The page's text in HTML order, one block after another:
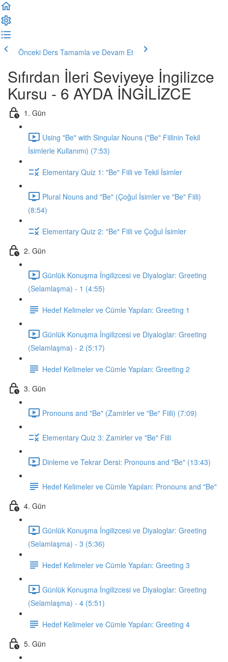
Önceki Ders Tamamla ve Devam Et
Sıfırdan İleri Seviyeye İngilizce
Kursu - 6 AYDA İNGİLİZCE
1. Gün
Using "Be" with Singular Nouns ("Be" Fiilinin Tekil
İsimlerle Kullanımı) (7:53)
Elementary Quiz 1: "Be" Fiili ve Tekil İsimler
Plural Nouns and "Be" (Çoğul İsimler ve "Be" Fiili)
(8:54)
Elementary Quiz 2: "Be" Fiili ve Çoğul İsimler
2. Gün
Günlük Konuşma İngilizcesi ve Diyaloglar: Greeting
(Selamlaşma) - 1 (4:55)
Hedef Kelimeler ve Cümle Yapıları: Greeting 1
Günlük Konuşma İngilizcesi ve Diyaloglar: Greeting
(Selamlaşma) - 2 (5:17)
Hedef Kelimeler ve Cümle Yapıları: Greeting 2
3. Gün
Pronouns and "Be" (Zamirler ve "Be" Fiili) (7:09)
Elementary Quiz 3: Zamirler ve "Be" Fiili
Dinleme ve Tekrar Dersi: Pronouns and "Be" (13:43)
Hedef Kelimeler ve Cümle Yapıları: Pronouns and "Be"
4. Gün
Günlük Konuşma İngilizcesi ve Diyaloglar: Greeting
(Selamlaşma) - 3 (5:36)
Hedef Kelimeler ve Cümle Yapıları: Greeting 3
Günlük Konuşma İngilizcesi ve Diyaloglar: Greeting
(Selamlaşma) - 4 (5:51)
Hedef Kelimeler ve Cümle Yapıları: Greeting 4
5. Gün